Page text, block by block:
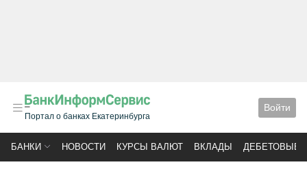
Портал о банках Екатеринбурга
Войти
БАНКИ НОВОСТИ КУРСЫ ВАЛЮТ ВКЛАДЫ ДЕБЕТОВЫЕ